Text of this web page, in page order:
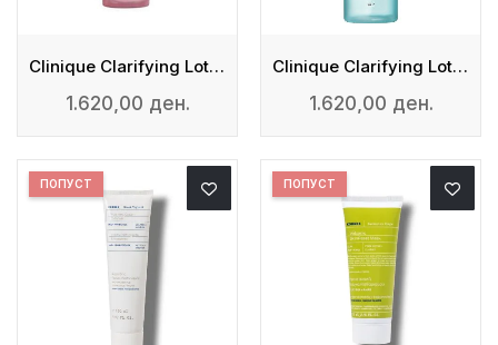
Clinique Clarifying Lotion 3
1.620,00 ден.
Clinique Clarifying Lotion 4
1.620,00 ден.
ПОПУСТ ПОПУСТ